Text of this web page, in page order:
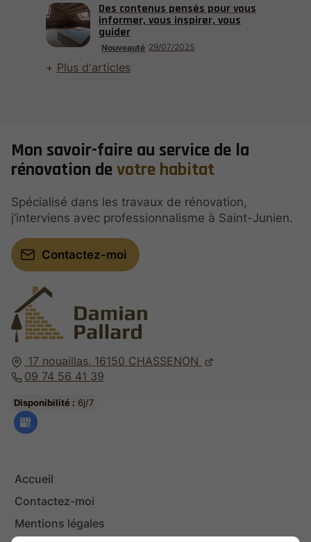
Nouveauté 29/07/2025
Des contenus pensés pour vous
informer, vous inspirer, vous
guider
Plus d'articles
17 nouaillas, 16150 CHASSENON
09 74 56 41 39
Disponibilité : 6j/7
Accueil
Contactez-moi
Mentions légales
Mon savoir-faire au service de la
rénovation de votre habitat
Spécialisé dans les travaux de rénovation,
j’interviens avec professionnalisme à Saint-Junien.
Contactez-moi